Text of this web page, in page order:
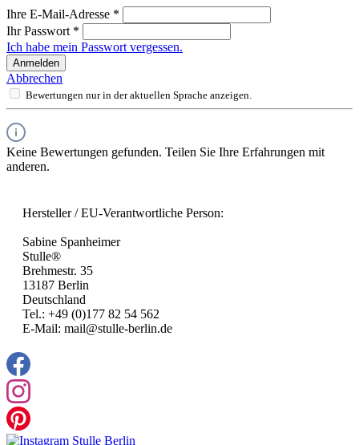
Ihre E-Mail-Adresse *
Ihr Passwort *
Ich habe mein Passwort vergessen.
Anmelden
Abbrechen
Bewertungen nur in der aktuellen Sprache anzeigen.
Keine Bewertungen gefunden. Teilen Sie Ihre Erfahrungen mit
anderen.
Hersteller / EU-Verantwortliche Person:
Sabine Spanheimer
Stulle®
Brehmestr. 35
13187 Berlin
Deutschland
Tel.: +49 (0)177 82 54 562
E-Mail: mail@stulle-berlin.de